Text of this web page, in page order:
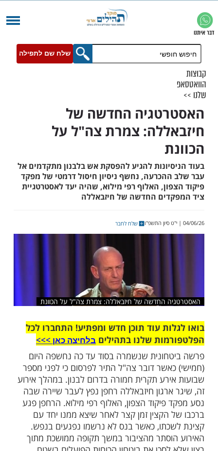
שלח שם לתפילה
החדשה של
צמרת צה"ל על
נחשף ניסיון חיסול דרמטי של מפקד
האלוף רפי מילוא, שהיה יעד לאסטרטגיית
החדשה של חיזבאללה
החדשה של חיזבאללה: צמרת צה"ל על הכוונת
עוד תוכן חדש ומפתיע! התחברו לכל
שלנו בתהיליםבלחיצה כאן >>>​
שנשמרה בסוד עד כה נחשפה היום